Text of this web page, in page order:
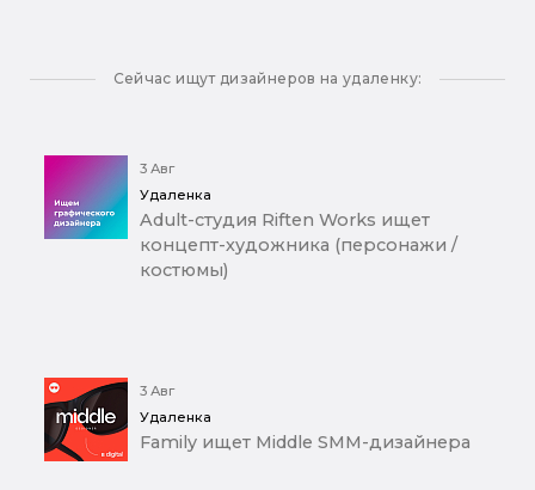
Сейчас ищут дизайнеров на удаленку:
3 Авг
Удаленка
Adult-студия Riften Works ищет
концепт-художника (персонажи /
костюмы)
3 Авг
Удаленка
Family ищет Middle SMM-дизайнера